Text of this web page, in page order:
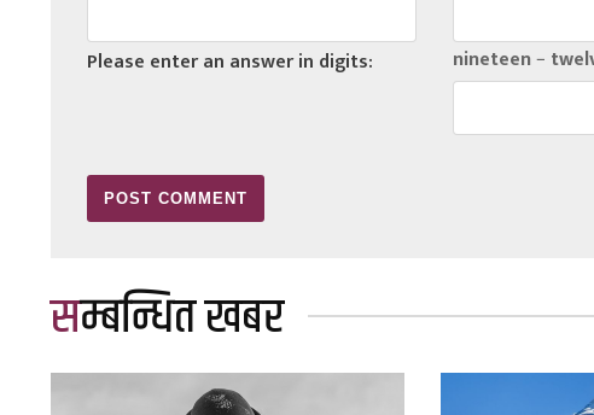
Please enter an answer in digits: nineteen −
सम्बन्धित खबर